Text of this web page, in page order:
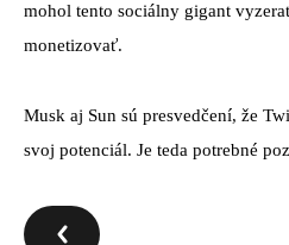
mohol tento sociálny gigant
monetizovať.
Musk aj Sun sú presvedčení, že
svoj potenciál. Je teda potrebné